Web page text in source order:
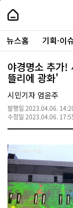
본
로
가
내
손
안
에
서
울
-
서
울
시
대
표
소
통
포
주
요
서
뉴스홈 기획·이
야경명소 추가!
뜰리에 광화'
시민기자 엄윤주
발행일 2023.04.06.
수정일 2023.04.06.
페
상
단
로